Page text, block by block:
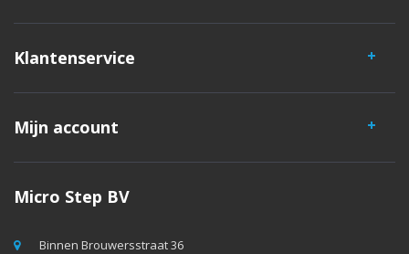
Klantenservice
Mijn account
Micro Step BV
Binnen Brouwersstraat 36